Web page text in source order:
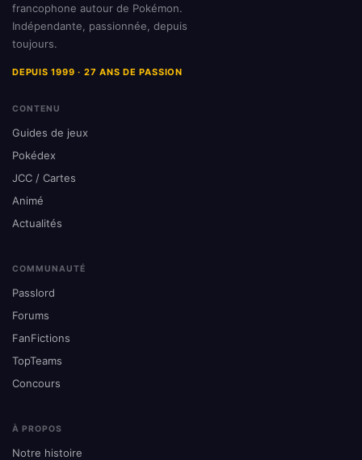
francophone autour de Pokémon.
Indépendante, passionnée, depuis
toujours.
DEPUIS 1999 · 27 ANS DE PASSION
CONTENU
Guides de jeux
Pokédex
JCC / Cartes
Animé
Actualités
COMMUNAUTÉ
Passlord
Forums
FanFictions
TopTeams
Concours
À PROPOS
Notre histoire